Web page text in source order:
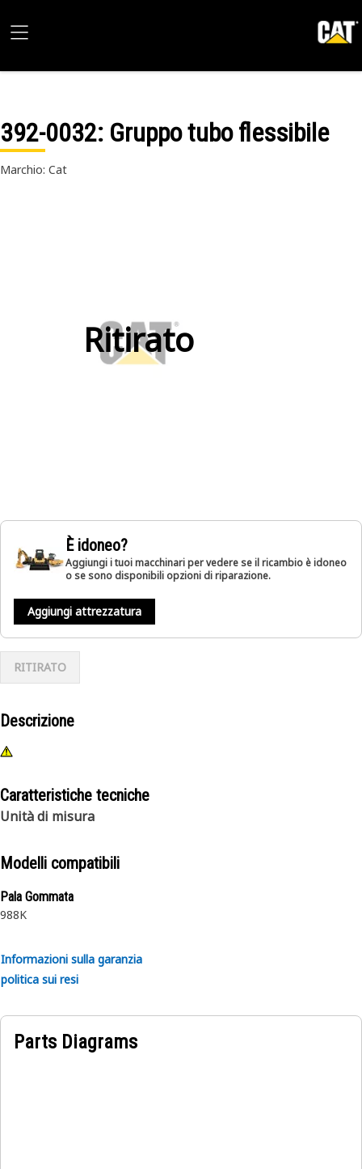
392-0032: Gruppo tubo flessibile
Marchio: Cat
Ritirato
È idoneo?
Aggiungi i tuoi macchinari per vedere se il ricambio è idoneo
o se sono disponibili opzioni di riparazione.
Aggiungi attrezzatura
RITIRATO
Descrizione
Caratteristiche tecniche
Unità di misura
Modelli compatibili
Pala Gommata
988K
Informazioni sulla garanzia
politica sui resi
Parts Diagrams